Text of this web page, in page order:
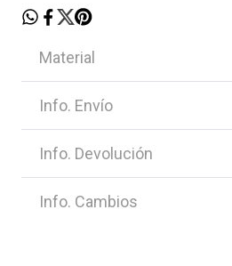
Material
Info. Envío
Info. Devolución
Info. Cambios